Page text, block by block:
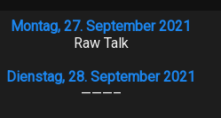
Montag, 27. September 2021
Raw Talk
Dienstag, 28. September 2021
———–